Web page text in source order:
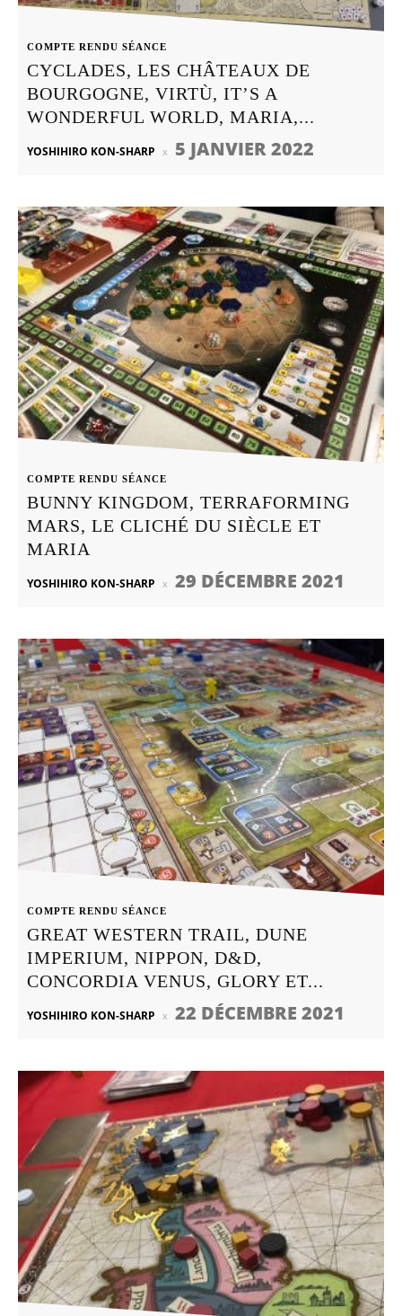
COMPTE RENDU SÉANCE
CYCLADES, LES CHÂTEAUX DE
BOURGOGNE, VIRTÙ, IT’S A
WONDERFUL WORLD, MARIA,...
YOSHIHIRO KON-SHARP 5 JANVIER 2022
COMPTE RENDU SÉANCE
BUNNY KINGDOM, TERRAFORMING
MARS, LE CLICHÉ DU SIÈCLE ET
MARIA
YOSHIHIRO KON-SHARP 29 DÉCEMBRE 2021
COMPTE RENDU SÉANCE
GREAT WESTERN TRAIL, DUNE
IMPERIUM, NIPPON, D&D,
CONCORDIA VENUS, GLORY ET...
YOSHIHIRO KON-SHARP 22 DÉCEMBRE 2021